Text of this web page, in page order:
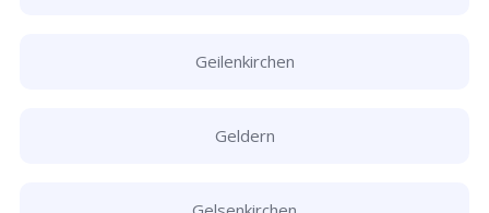
Geilenkirchen
Geldern